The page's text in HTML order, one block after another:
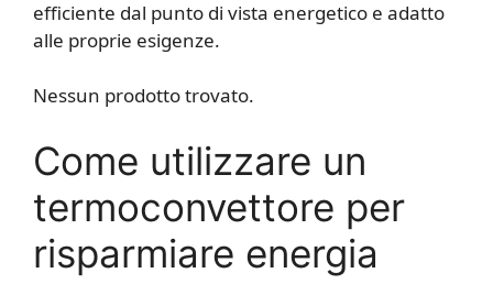
efficiente dal punto di vista energetico e adatto
alle proprie esigenze.
Nessun prodotto trovato.
Come utilizzare un
termoconvettore per
risparmiare energia